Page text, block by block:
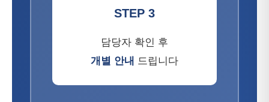
STEP 3
담당자 확인 후
개별 안내 드립니다